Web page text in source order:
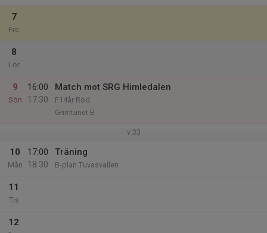
7
Fre
8
Lör
9
Sön
16:00
17:30
Match mot SRG Himledalen
F14år Röd
Grimtunet B
v.33
10
Mån
17:00
18:30
Träning
B-plan Tuvasvallen
11
Tis
12